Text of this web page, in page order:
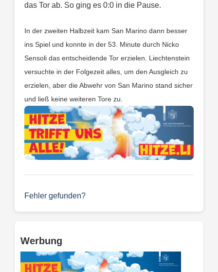
das Tor ab. So ging es 0:0 in die Pause.
In der zweiten Halbzeit kam San Marino dann besser
ins Spiel und konnte in der 53. Minute durch Nicko
Sensoli das entscheidende Tor erzielen. Liechtenstein
versuchte in der Folgezeit alles, um den Ausgleich zu
erzielen, aber die Abwehr von San Marino stand sicher
und ließ keine weiteren Tore zu.
Fehler gefunden?
Werbung